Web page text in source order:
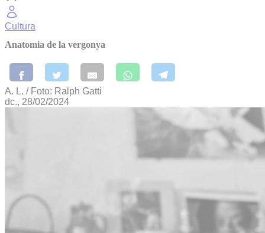
Cultura
Anatomia de la vergonya
A. L. / Foto: Ralph Gatti
dc., 28/02/2024